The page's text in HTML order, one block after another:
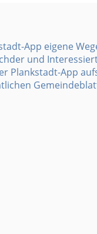
App eigene
und
Plankstadt-App